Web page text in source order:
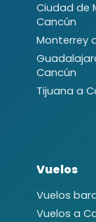
Ciudad de
Cancún
Monterrey
Cancún
Tijuana a
Vuelos
Vuelos
Vuelos a